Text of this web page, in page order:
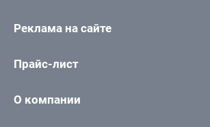
Реклама на сайте
Прайс-лист
О компании